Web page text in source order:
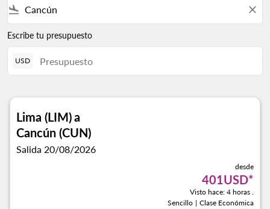
flight_land close
Escribe tu presupuesto
USD
Lima (LIM)a
Cancún (CUN)
Salida 20/08/2026
desde
401USD*
Visto hace: 4 horas .
Sencillo | Clase Económica